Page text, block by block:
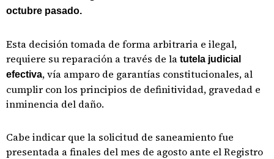
octubre pasado.
Esta decisión tomada de forma arbitraria e ilegal,
requiere su reparación a través de la tutela judicial
efectiva, vía amparo de garantías constitucionales, al
cumplir con los principios de definitividad, gravedad e
inminencia del daño.
Cabe indicar que la solicitud de saneamiento fue
presentada a finales del mes de agosto ante el Registro